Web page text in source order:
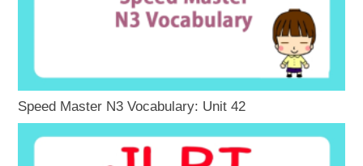
Speed Master N3 Vocabulary: Unit 42